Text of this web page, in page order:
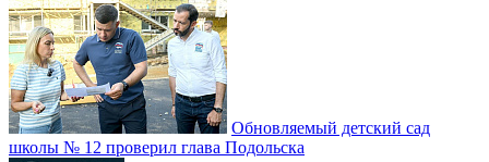
Обновляемый детский сад
школы № 12 проверил глава Подольска